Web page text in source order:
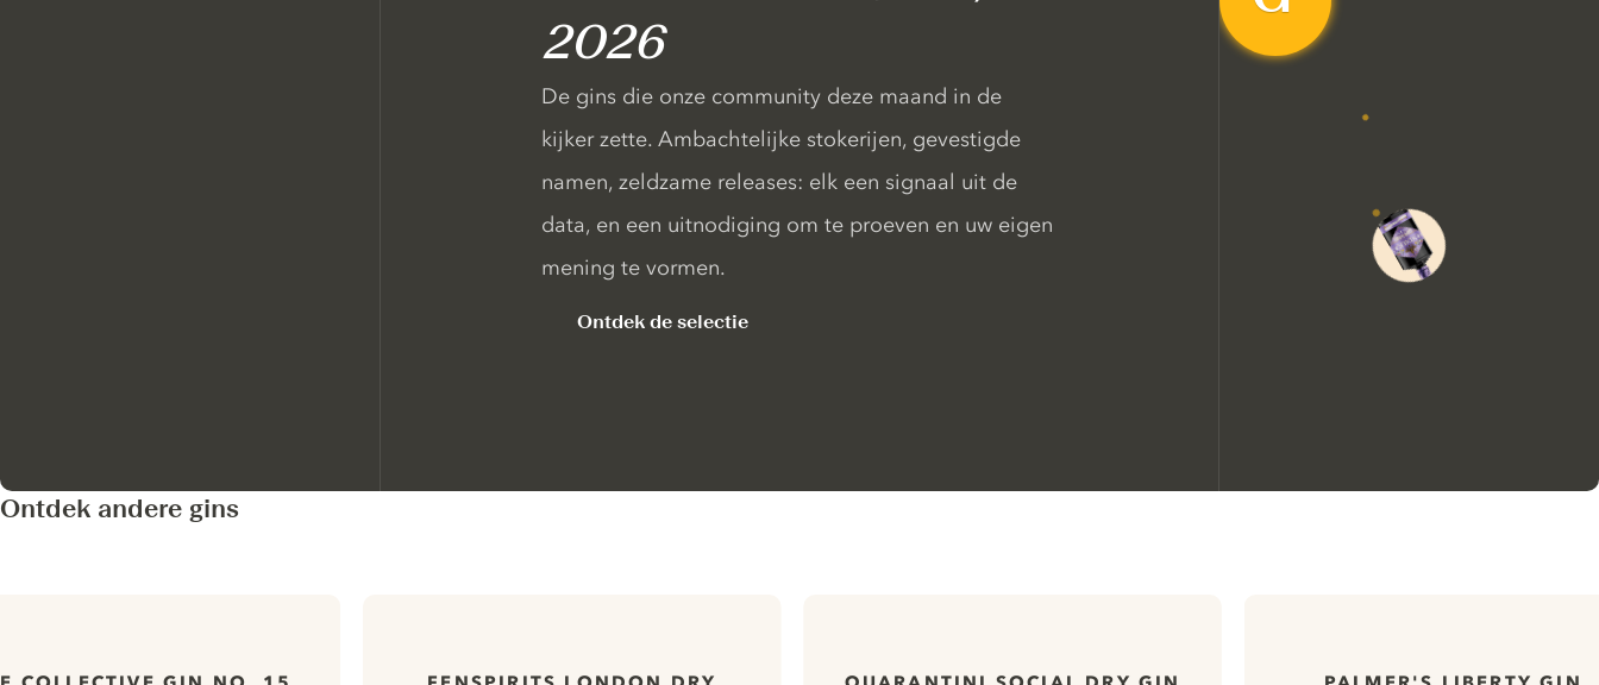
2026
De gins die onze community deze maand in de
kijker zette. Ambachtelijke stokerijen, gevestigde
namen, zeldzame releases: elk een signaal uit de
data, en een uitnodiging om te proeven en uw eigen
mening te vormen.
Ontdek de selectie
Ontdek andere gins